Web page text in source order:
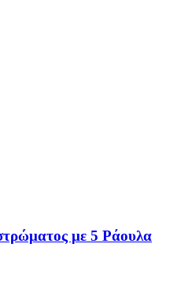
με 5 Ράουλα